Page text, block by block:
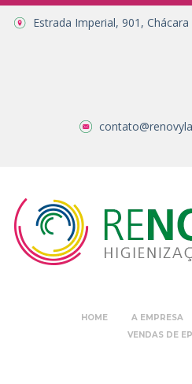
Estrada Imperial, 901,
HOME A EMPRESA
VENDAS DE